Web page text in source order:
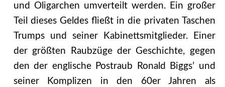
und Oligarchen umverteilt werden. Ein großer
Teil dieses Geldes fließt in die privaten Taschen
Trumps und seiner Kabinettsmitglieder. Einer
der größten Raubzüge der Geschichte, gegen
den der englische Postraub Ronald Biggs’ und
seiner Komplizen in den 60er Jahren als